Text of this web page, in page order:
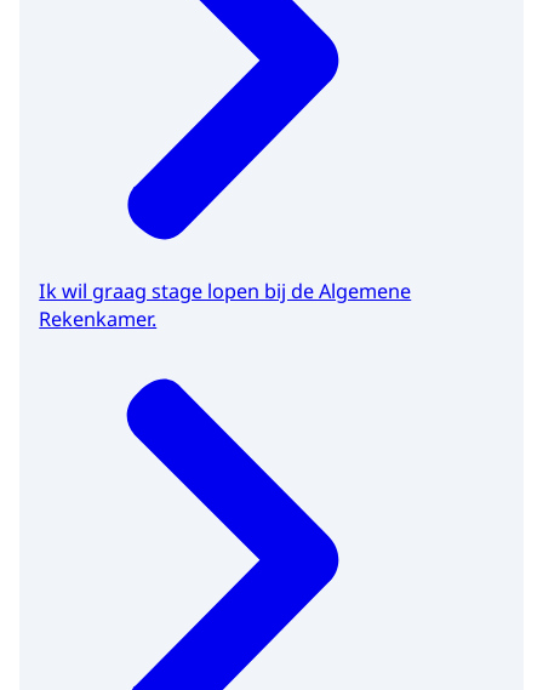
Ik wil graag stage lopen bij de Algemene
Rekenkamer.